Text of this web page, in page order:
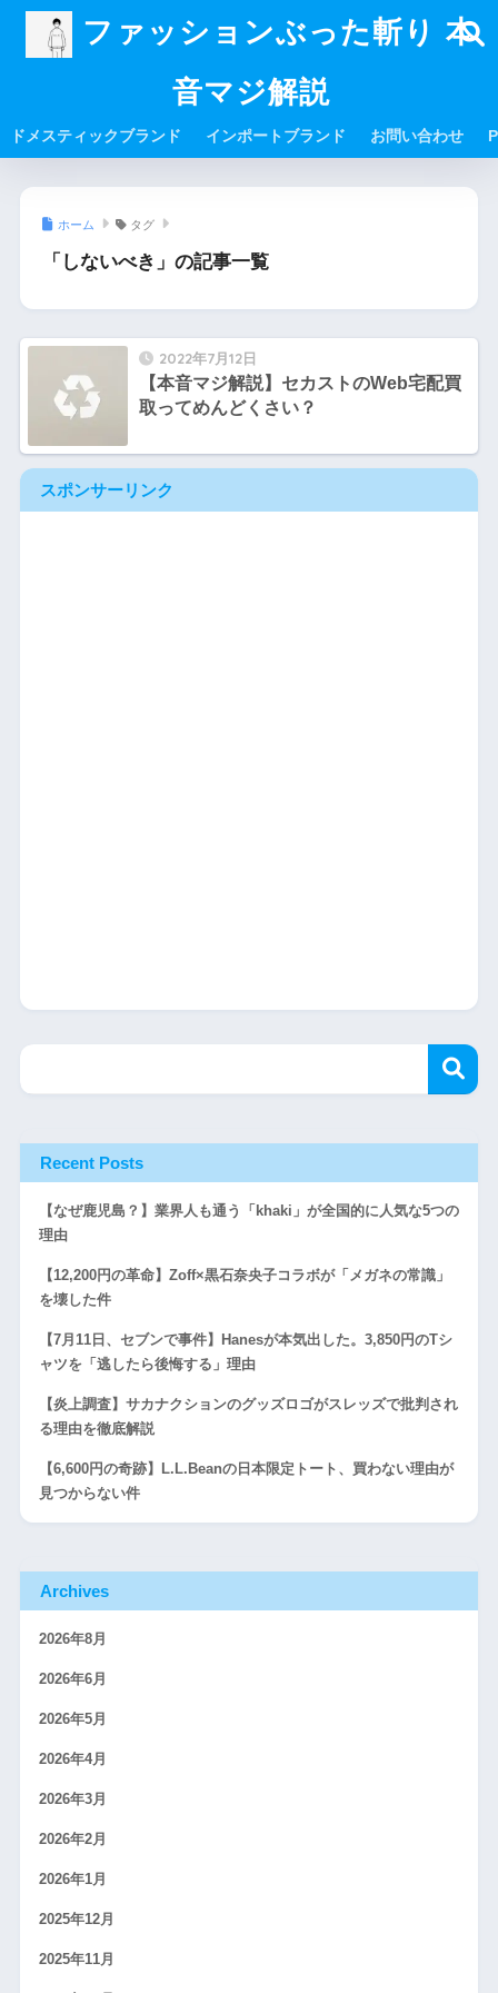
ファッションぶった斬り 本
音マジ解説
ドメスティックブランド インポートブランド お問い合わせ
ホーム タグ
「しないべき」の記事一覧
2022年7月12日
【本音マジ解説】セカストのWeb宅配買
取ってめんどくさい？
スポンサーリンク
Recent Posts
【なぜ鹿児島？】業界人も通う「khaki」が全国的に人気な5つの
理由
【12,200円の革命】Zoff×黒石奈央子コラボが「メガネの常識」
を壊した件
【7月11日、セブンで事件】Hanesが本気出した。3,850円のTシ
ャツを「逃したら後悔する」理由
【炎上調査】サカナクションのグッズロゴがスレッズで批判され
る理由を徹底解説
【6,600円の奇跡】L.L.Beanの日本限定トート、買わない理由が
見つからない件
Archives
2026年8月
2026年6月
2026年5月
2026年4月
2026年3月
2026年2月
2026年1月
2025年12月
2025年11月